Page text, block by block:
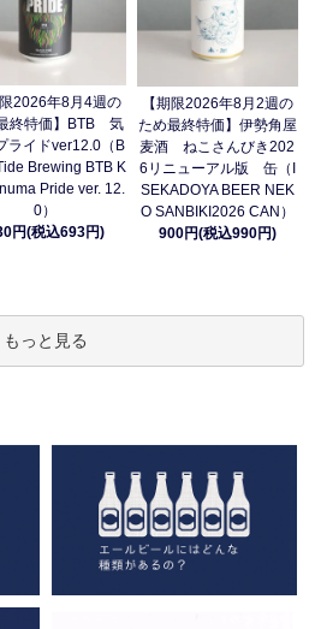
限2026年8月4週の
終特価】BTB 気
ライドver12.0（B
Brewing BTB K
Pride ver. 12.
0）
円(税込693円)
【期限2026年8月2週の
ため最終特価】伊勢角屋
麦酒 ねこさんびき202
6リニューアル版 缶（I
SEKADOYA BEER NEK
O SANBIKI2026 CAN）
900円(税込990円)
もっと見る